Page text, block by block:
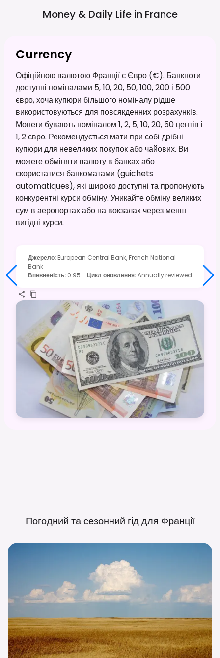
Money & Daily Life in France
Currency
Офіційною валютою Франції є Євро (€). Банкноти
доступні номіналами 5, 10, 20, 50, 100, 200 і 500
євро, хоча купюри більшого номіналу рідше
використовуються для повсякденних розрахунків.
Монети бувають номіналом 1, 2, 5, 10, 20, 50 центів і
1, 2 євро. Рекомендується мати при собі дрібні
купюри для невеликих покупок або чайових. Ви
можете обміняти валюту в банках або
скористатися банкоматами (guichets
automatiques), які широко доступні та пропонують
конкурентні курси обміну. Уникайте обміну великих
сум в аеропортах або на вокзалах через менш
вигідні курси.
Джерело: European Central Bank, French National
Bank
Впевненість: 0.95 Цикл оновлення:Annually reviewed
Погодний та сезонний гід для Франції